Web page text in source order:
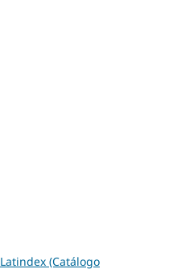
Latindex (Catálogo